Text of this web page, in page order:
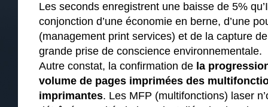
Les seconds enregistrent une baisse de 5%
conjonction d’une économie en berne, d’une
(management print services) et de la capture
grande prise de conscience environnementale.
Autre constat, la confirmation de la
volume de pages imprimées des
imprimantes. Les MFP (multifonctions) laser